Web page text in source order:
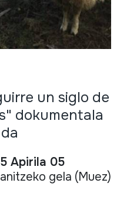
un siglo de
dokumentala
Apirila 05
gela (Muez)